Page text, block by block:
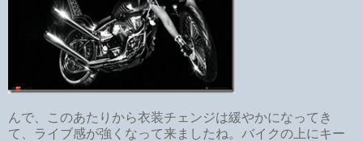
んで、このあたりから衣装チェンジは緩やかになってき
て、ライブ感が強くなって来ましたね。バイクの上にキー